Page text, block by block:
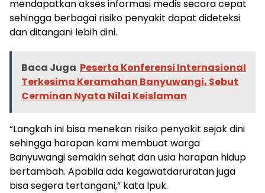
mendapatkan akses informasi medis secara cepat
sehingga berbagai risiko penyakit dapat dideteksi
dan ditangani lebih dini.
Baca Juga Peserta Konferensi Internasional
Terkesima Keramahan Banyuwangi, Sebut
Cerminan Nyata Nilai Keislaman
“Langkah ini bisa menekan risiko penyakit sejak dini
sehingga harapan kami membuat warga
Banyuwangi semakin sehat dan usia harapan hidup
bertambah. Apabila ada kegawatdaruratan juga
bisa segera tertangani,” kata Ipuk.